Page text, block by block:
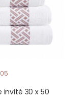
invité 30 x 50